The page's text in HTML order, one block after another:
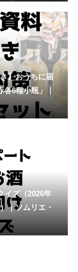
】おうちに届
6種小瓶」｜
イズ（2026年
｜ソムリエ・